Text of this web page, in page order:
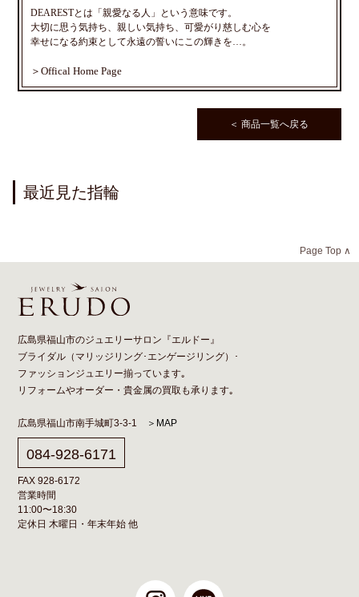
DEARESTとは「親愛なる人」という意味です。
大切に思う気持ち、親しい気持ち、可愛がり慈しむ心を
幸せになる約束として永遠の誓いにこの輝きを…。
＞Offical Home Page
＜ 商品一覧へ戻る
最近見た指輪
Page Top ∧
広島県福山市のジュエリーサロン『エルドー』
ブライダル（ マリッジリング･ エンゲージリング）･
ファッションジュエリー揃っています｡
リフォームやオーダー ・貴金属の買取も承ります｡
広島県福山市南手城町3-3-1 ＞MAP
084-928-6171
FAX 928-6172
営業時間
11:00〜18:30
定休日 木曜日・年末年始 他